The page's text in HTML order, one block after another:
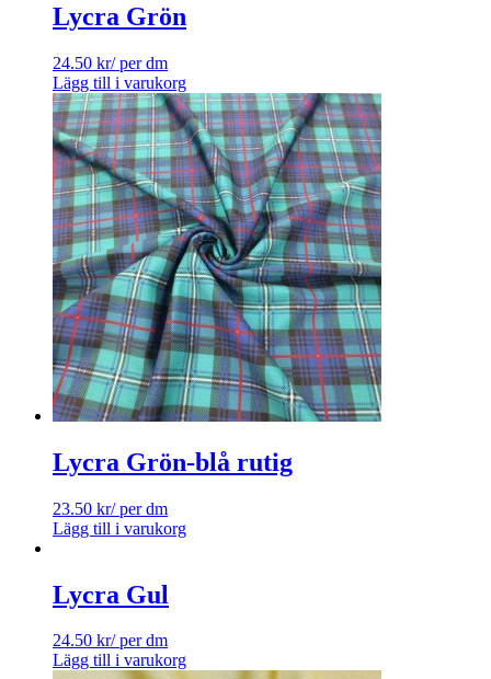
Lycra Grön
24.50 kr/ per dm
Lägg till i varukorg
Lycra Grön-blå rutig
23.50 kr/ per dm
Lägg till i varukorg
Lycra Gul
24.50 kr/ per dm
Lägg till i varukorg